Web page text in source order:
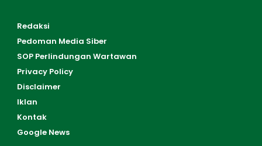
Redaksi
Pedoman Media Siber
SOP Perlindungan Wartawan
Privacy Policy
Disclaimer
Iklan
Kontak
Google News